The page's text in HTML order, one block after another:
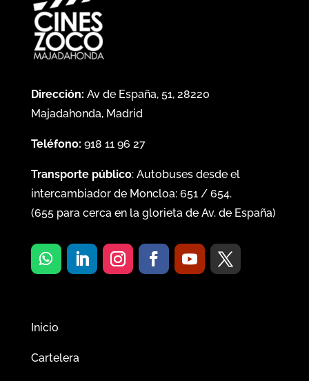
Dirección: Av de España, 51, 28220
Majadahonda, Madrid
Teléfono: 918 11 96 27
Transporte público: Autobuses desde el
intercambiador de Moncloa: 651/ 654.
(655para cerca en la glorieta de Av. de España)
Inicio
Cartelera